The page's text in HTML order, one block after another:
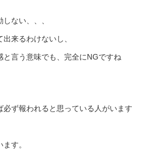
ない、、、
来るわけないし、
と言う意味でも、完全にNGですね
必ず報われると思っている人がいます
す。